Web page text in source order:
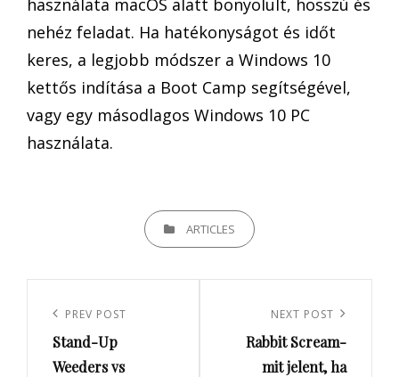
használata macOS alatt bonyolult, hosszú és
nehéz feladat. Ha hatékonyságot és időt
keres, a legjobb módszer a Windows 10
kettős indítása a Boot Camp segítségével,
vagy egy másodlagos Windows 10 PC
használata.
CATEGORIESARTICLES
navigáció
Previous
Post
PREV POST
Stand-Up
Weeders vs
Post
NEXT POST
Rabbit Scream-
mit jelent, ha